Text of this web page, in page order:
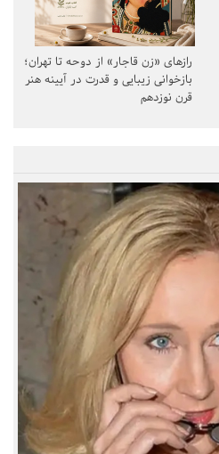
رازهای «زن قاجار» از دوحه تا تهران؛
بازخوانی زیبایی و قدرت در آیینه هنر
قرن نوزدهم